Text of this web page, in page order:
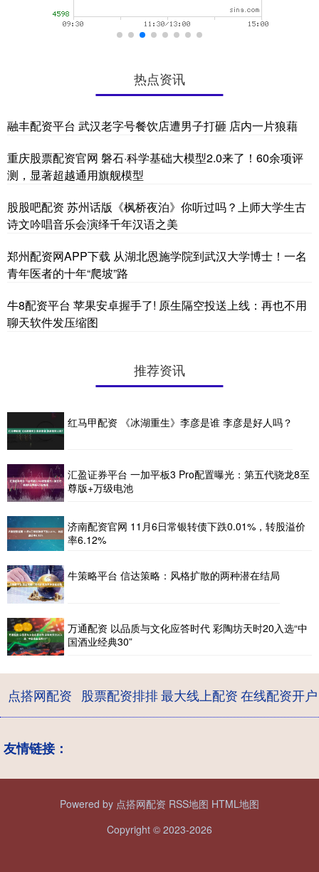
热点资讯
融丰配资平台 武汉老字号餐饮店遭男子打砸 店内一片狼藉
重庆股票配资官网 磐石·科学基础大模型2.0来了！60余项评
测，显著超越通用旗舰模型
股股吧配资 苏州话版《枫桥夜泊》你听过吗？上师大学生古
诗文吟唱音乐会演绎千年汉语之美
郑州配资网APP下载 从湖北恩施学院到武汉大学博士！一名
青年医者的十年“爬坡”路
牛8配资平台 苹果安卓握手了! 原生隔空投送上线：再也不用
聊天软件发压缩图
推荐资讯
红马甲配资 《冰湖重生》李彦是谁 李彦是好人吗？
汇盈证券平台 一加平板3 Pro配置曝光：第五代骁龙8至
尊版+万级电池
济南配资官网 11月6日常银转债下跌0.01%，转股溢价
率6.12%
牛策略平台 信达策略：风格扩散的两种潜在结局
万通配资 以品质与文化应答时代 彩陶坊天时20入选“中
国酒业经典30”
点搭网配资 股票配资排排最大线上配资在线配资开户
友情链接：
Powered by 点搭网配资 RSS地图 HTML地图
Copyright © 2023-2026